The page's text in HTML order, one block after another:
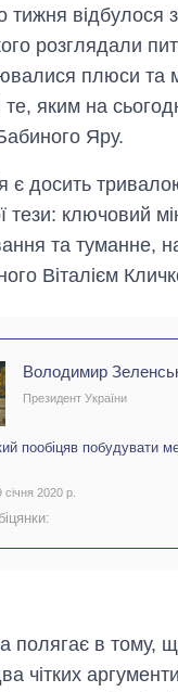
відбулося
розглядали
плюси та
те, яким на
Яру.
є досить
тези: ключовий
та туманне,
Віталієм
Володимир
Президент України
пообіцяв побудувати
2020 р.
полягає в тому,
чітких